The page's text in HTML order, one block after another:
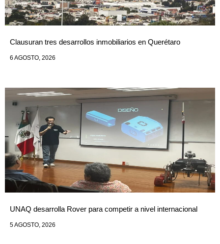
Clausuran tres desarrollos inmobiliarios en Querétaro
6 AGOSTO, 2026
UNAQ desarrolla Rover para competir a nivel internacional
5 AGOSTO, 2026